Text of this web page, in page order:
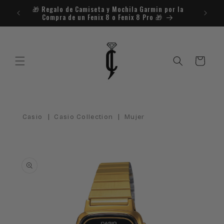
directamente
al contenido
🎁​ Regalo de Camiseta y Mochila Garmin por la
Compra de un Fenix 8 o Fenix 8 Pro 🎁​
Carrito
Casio | Casio Collection | Mujer
información